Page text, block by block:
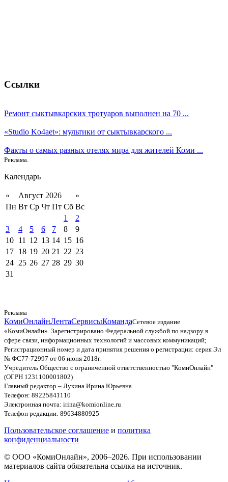
Ссылки
Ремонт сыктывкарских тротуаров выполнен на 70 ...
«Studio Ko4aet»: мультики от сыктывкарского ...
Факты о самых разных отелях мира для жителей Коми ...
Реклама.
Календарь
« Август 2026
»
Пн Вт Ср Чт Пт Сб Вс
1
2
3
4 5 6 7 8
9
10 11 12 13 14 15 16
17 18 19 20 21 22 23
24 25 26 27 28 29 30
31
Реклама
КомиОнлайнЛентаСервисыКомандаСетевое издание
«КомиОнлайн». Зарегистрировано Федеральной службой по надзору в
сфере связи, информационных технологий и массовых коммуникаций;
Регистрационный номер и дата принятия решения о регистрации: серия Эл
№ ФС77-72997 от 06 июня 2018г.
Учредитель Общество с ограниченной ответственностью "КомиОнлайн"
(ОГРН 1231100001802)
Главный редактор – Лукина Ирина Юрьевна.
Телефон: 89225841110
Электронная почта: irina@komionline.ru
Телефон редакции: 89634880925
Пользовательское соглашение и политика
конфиденциальности
© ООО «КомиОнлайн», 2006–2026. При использовании
материалов сайта обязательна ссылка на источник.